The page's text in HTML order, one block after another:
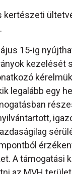
kertészeti
15-ig
kezelését
legalább egy
A támogatási